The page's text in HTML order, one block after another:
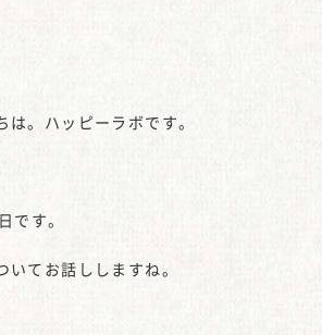
。ハッピーラボです。
です。
てお話ししますね。